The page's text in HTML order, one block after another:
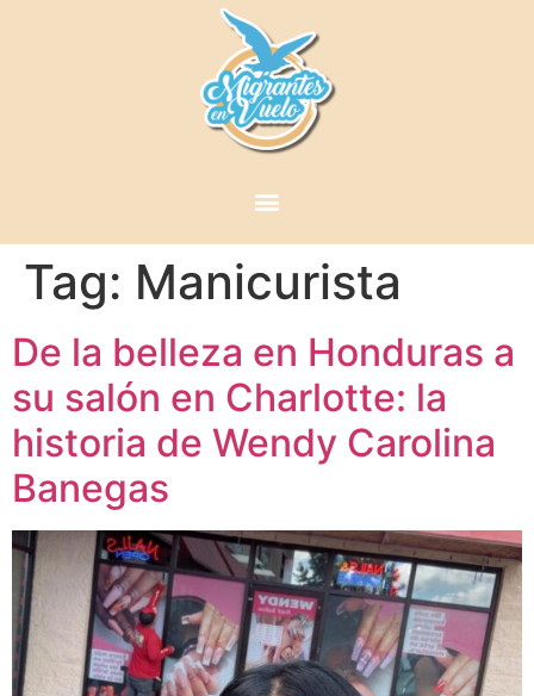
Tag: Manicurista
De la belleza en Honduras a
su salón en Charlotte: la
historia de Wendy Carolina
Banegas